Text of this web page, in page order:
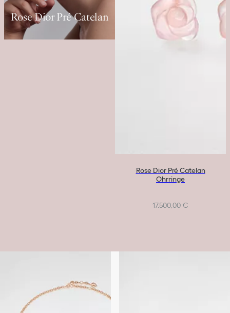
Rose Dior Pré Catelan
Rose Dior Pré Catelan
Ohrringe
17.500,00 €